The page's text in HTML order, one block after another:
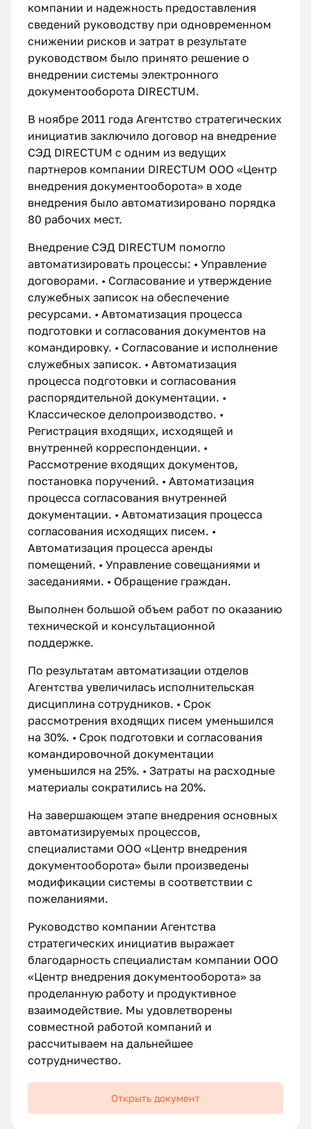
компании и надежность предоставления
сведений руководству при одновременном
снижении рисков и затрат в результате
руководством было принято решение о
внедрении системы электронного
документооборота DIRECTUM.
В ноябре 2011 года Агентство стратегических
инициатив заключило договор на внедрение
СЭД DIRECTUM с одним из ведущих
партнеров компании DIRECTUM ООО «Центр
внедрения документооборота» в ходе
внедрения было автоматизировано порядка
80 рабочих мест.
Внедрение СЭД DIRECTUM помогло
автоматизировать процессы: • Управление
договорами. • Согласование и утверждение
служебных записок на обеспечение
ресурсами. • Автоматизация процесса
подготовки и согласования документов на
командировку. • Согласование и исполнение
служебных записок. • Автоматизация
процесса подготовки и согласования
распорядительной документации. •
Классическое делопроизводство. •
Регистрация входящих, исходящей и
внутренней корреспонденции. •
Рассмотрение входящих документов,
постановка поручений. • Автоматизация
процесса согласования внутренней
документации. • Автоматизация процесса
согласования исходящих писем. •
Автоматизация процесса аренды
помещений. • Управление совещаниями и
заседаниями. • Обращение граждан.
Выполнен большой объем работ по оказанию
технической и консультационной
поддержке.
По результатам автоматизации отделов
Агентства увеличилась исполнительская
дисциплина сотрудников. • Срок
рассмотрения входящих писем уменьшился
на 30%. • Срок подготовки и согласования
командировочной документации
уменьшился на 25%. • Затраты на расходные
материалы сократились на 20%.
На завершающем этапе внедрения основных
автоматизируемых процессов,
специалистами ООО «Центр внедрения
документооборота» были произведены
модификации системы в соответствии с
пожеланиями.
Руководство компании Агентства
стратегических инициатив выражает
благодарность специалистам компании ООО
«Центр внедрения документооборота» за
проделанную работу и продуктивное
взаимодействие. Мы удовлетворены
совместной работой компаний и
рассчитываем на дальнейшее
сотрудничество.
Открыть документ